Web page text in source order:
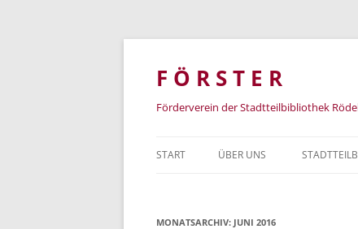
Zum
springen
F Ö R S T E R
Förderverein der Stadtteilbibliothek
START ÜBER UNS
IMPRESSUM UND KONTAKT
MONATSARCHIV: JUNI 2016